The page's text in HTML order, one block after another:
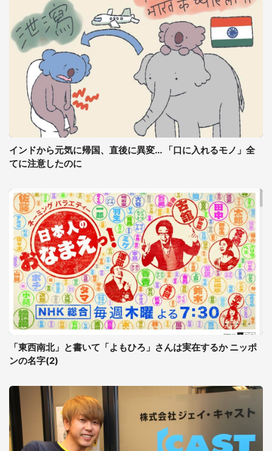
インドから元気に帰国、直後に異変... 「口に入れるモノ」全
てに注意したのに
「東西南北」と書いて「よもひろ」さんは実在するか ニッポ
ンの名字(2)